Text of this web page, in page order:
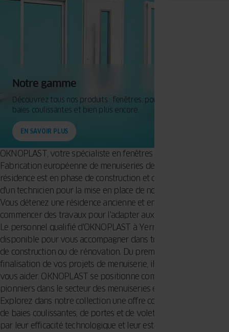
Notre gamme
Découvrez tous nos produits : fenêtres, portes d'entrée,
baies coulissantes et bien plus encore.
EN SAVOIR PLUS
OKNOPLAST, votre spécialiste en fenêtres PVC à Yerres -
Fabrication européenne de menuiseries depuis 1994. Votre
résidence est en phase de construction et demande l'assistance
d'un technicien pour la mise en place de nouveaux vitrages ?
Vous détenez une résidence ancienne et envisagez de
commencer des travaux pour l'adapter aux normes récentes ?
Le personnel qualifié d'OKNOPLAST à Yerres - 91330 est
disponible pour vous accompagner dans toutes vos initiatives
de construction ou de rénovation. Du premier échange à la
finalisation de vos projets de menuiserie, ils sont présents pour
vous aider. OKNOPLAST se positionne comme un des
pionniers dans le secteur des menuiseries en PVC en Europe.
Explorez dans notre collection une offre complète de fenêtres,
de baies coulissantes, de portes et de volets qui vous séduiront
par leur efficacité technologique et leur esthétique séduisante.